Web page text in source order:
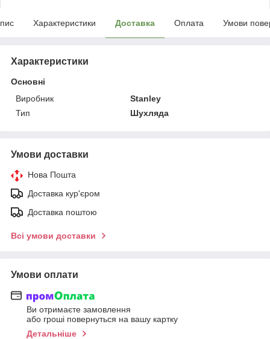
Характеристики Доставка Оплата Умови
Характеристики
Основні
Виробник
Stanley
Тип
Шухляда
Умови доставки
Нова Пошта
Доставка кур'єром
Доставка поштою
Всі умови доставки
Умови оплати
Ви отримаєте замовлення
або гроші повернуться на вашу картку
Детальніше